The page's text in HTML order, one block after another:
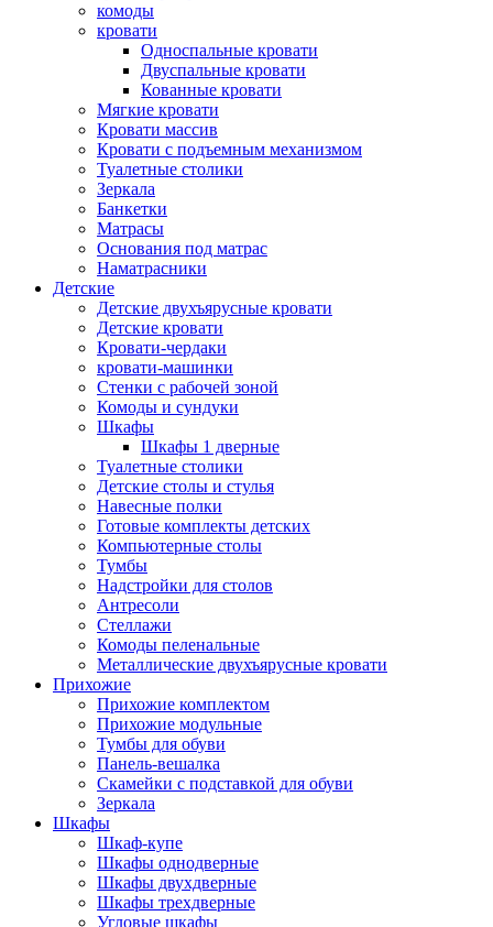
комоды
кровати
Односпальные кровати
Двуспальные кровати
Кованные кровати
Мягкие кровати
Кровати массив
Кровати с подъемным механизмом
Туалетные столики
Зеркала
Банкетки
Матрасы
Основания под матрас
Наматрасники
Детские
Детские двухъярусные кровати
Детские кровати
Кровати-чердаки
кровати-машинки
Стенки с рабочей зоной
Комоды и сундуки
Шкафы
Шкафы 1 дверные
Туалетные столики
Детские столы и стулья
Навесные полки
Готовые комплекты детских
Компьютерные столы
Тумбы
Надстройки для столов
Антресоли
Стеллажи
Комоды пеленальные
Металлические двухъярусные кровати
Прихожие
Прихожие комплектом
Прихожие модульные
Тумбы для обуви
Панель-вешалка
Скамейки с подставкой для обуви
Зеркала
Шкафы
Шкаф-купе
Шкафы однодверные
Шкафы двухдверные
Шкафы трехдверные
Угловые шкафы